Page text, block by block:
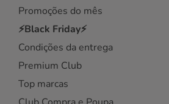
Promoções do mês
⚡Black Friday⚡
Condições da entrega
Premium Club
Top marcas